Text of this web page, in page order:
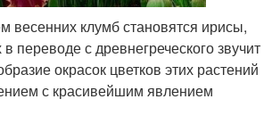
весенних клумб становятся ирисы,
переводе с древнегреческого звучит
окрасок цветков этих растений
с красивейшим явлением